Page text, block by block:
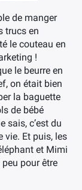
de manger
trucs en
le couteau en
!
le beurre en
on était bien
la baguette
de bébé
sais, c’est du
vie. Et puis, les
et Mimi
pour être